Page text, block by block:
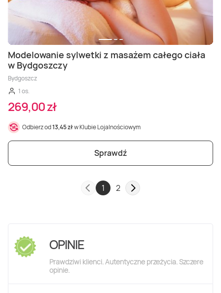
Modelowanie sylwetki z masażem całego ciała
w Bydgoszczy
Bydgoszcz
1 os.
269,00 zł
Odbierz od13,45 złw Klubie Lojalnościowym
Sprawdź
1 2
OPINIE
Prawdziwi klienci. Autentyczne przeżycia. Szczere
opinie.